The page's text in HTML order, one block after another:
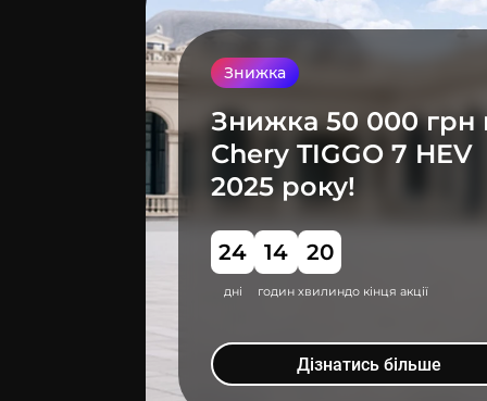
Знижка
Знижка 50 000 грн
Chery TIGGO 7 HEV
2025 року!
24
дні
14
годин
20
хвилиндо кінця акції
Дізнатись більше